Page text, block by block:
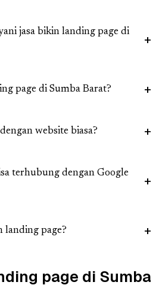
jasa bikin landing page di
page di Sumba Barat?
website biasa?
terhubung dengan Google
landing page?
page di Sumba